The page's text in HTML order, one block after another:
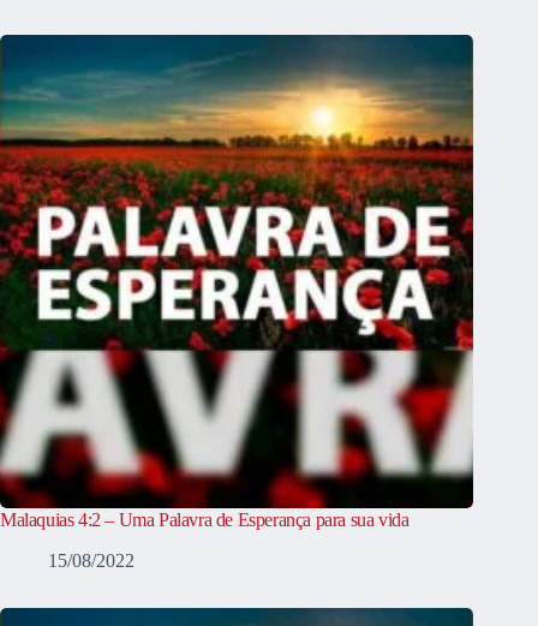
Malaquias 4:2 – Uma Palavra de Esperança para sua vida
15/08/2022